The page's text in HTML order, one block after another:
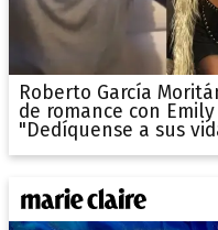
Roberto García
de romance con
"Dedíquense a sus